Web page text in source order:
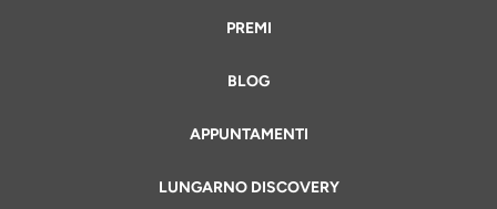
PREMI
BLOG
APPUNTAMENTI
LUNGARNO DISCOVERY